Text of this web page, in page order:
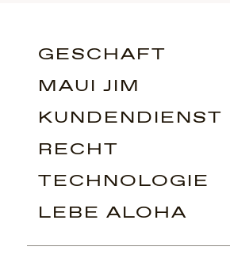
GESCHÄFT
MAUI JIM
KUNDENDIENST
RECHT
TECHNOLOGIE
LEBE ALOHA